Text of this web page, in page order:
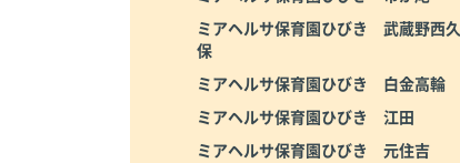
ミアヘルサ保育園ひびき 武蔵野西久
保
ミアヘルサ保育園ひびき 白金高輪
ミアヘルサ保育園ひびき 江田
ミアヘルサ保育園ひびき 元住吉